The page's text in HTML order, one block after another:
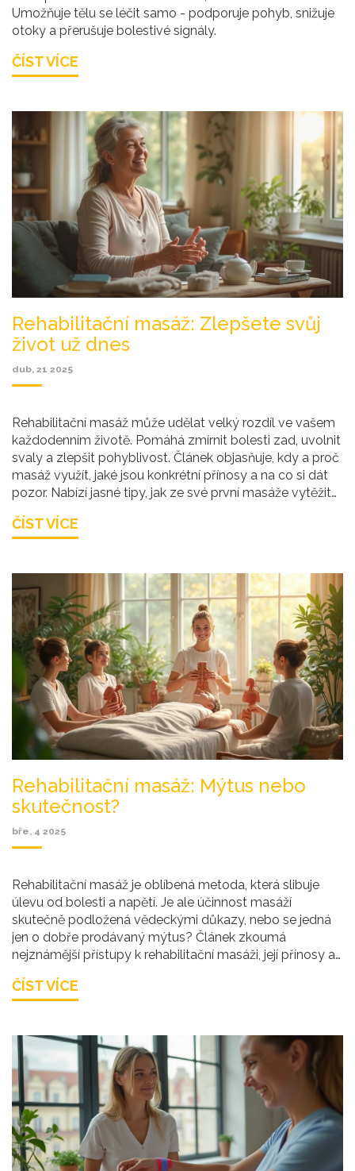
Umožňuje tělu se léčit samo - podporuje pohyb, snižuje
otoky a přerušuje bolestivé signály.
ČÍST VÍCE
Rehabilitační masáž: Zlepšete svůj
život už dnes
dub, 21 2025
Rehabilitační masáž může udělat velký rozdíl ve vašem
každodenním životě. Pomáhá zmírnit bolesti zad, uvolnit
svaly a zlepšit pohyblivost. Článek objasňuje, kdy a proč
masáž využít, jaké jsou konkrétní přínosy a na co si dát
pozor. Nabízí jasné tipy, jak ze své první masáže vytěžit
časté otázky kolem prakce i výsledků.
ČÍST VÍCE
Rehabilitační masáž: Mýtus nebo
skutečnost?
bře, 4 2025
Rehabilitační masáž je oblíbená metoda, která slibuje
úlevu od bolesti a napětí. Je ale účinnost masáží
skutečně podložená vědeckými důkazy, nebo se jedná
jen o dobře prodávaný mýtus? Článek zkoumá
nejznámější přístupy k rehabilitační masáži, její přínosy a
také praktické tipy pro ty, kdo hledají úlevu od bolesti a
ČÍST VÍCE